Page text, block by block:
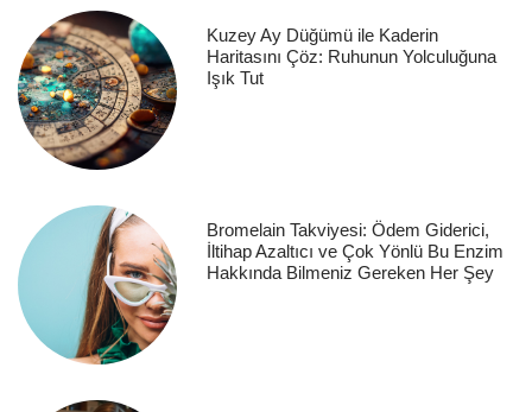
Kuzey Ay Düğümü ile Kaderin
Haritasını Çöz: Ruhunun Yolculuğuna
Işık Tut
Bromelain Takviyesi: Ödem Giderici,
İltihap Azaltıcı ve Çok Yönlü Bu Enzim
Hakkında Bilmeniz Gereken Her Şey